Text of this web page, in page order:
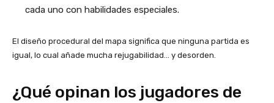
cada uno con habilidades especiales.
El diseño procedural del mapa significa que ninguna partida es
igual, lo cual añade mucha rejugabilidad… y desorden.
¿Qué opinan los jugadores de